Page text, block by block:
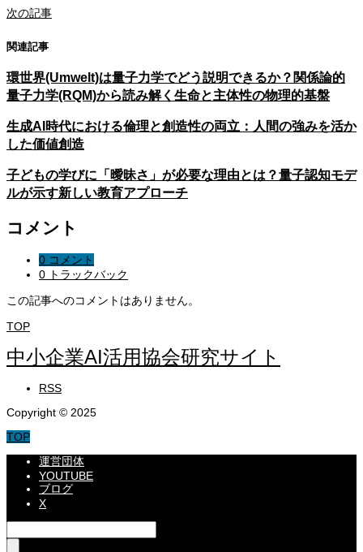
次の記事
関連記事
環世界(Umwelt)は量子力学でどう説明できるか？関係論的
量子力学(RQM)から読み解く生命と主体性の物理的基盤
生成AI時代における倫理と創造性の両立：人間の強みを活か
した価値創造
子どもの学びに「曖昧さ」が必要な理由とは？量子認知モデ
ルが示す新しい教育アプローチ
コメント
0 コメント
0 トラックバック
この記事へのコメントはありません。
TOP
中小企業AI活用協会研究サイト
RSS
Copyright © 2025
TOP
運営団体
YOUTUBE
ブログ
X